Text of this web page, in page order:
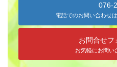
076-
電話でのお問い合わせ
お問合せフ
お気軽にお問い